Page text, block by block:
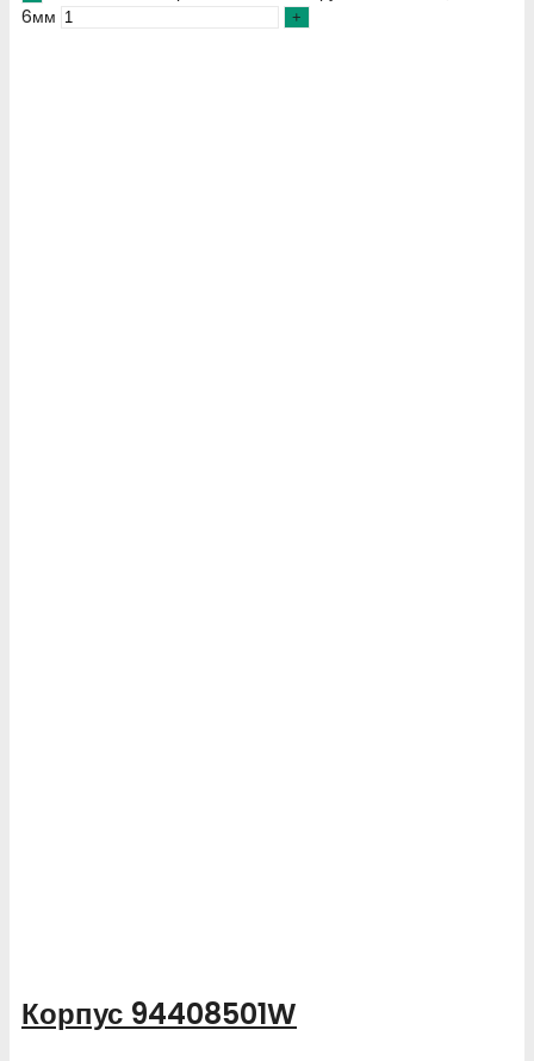
6мм
Корпус 94408501W